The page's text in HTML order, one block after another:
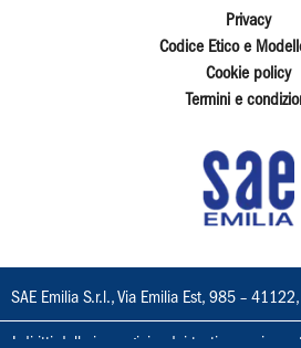
Privacy
Codice Etico e
Cookie policy
Termini e
SAE Emilia S.r.l., Via Emilia Est, 985 –
I diritti delle immagini e dei testi sono